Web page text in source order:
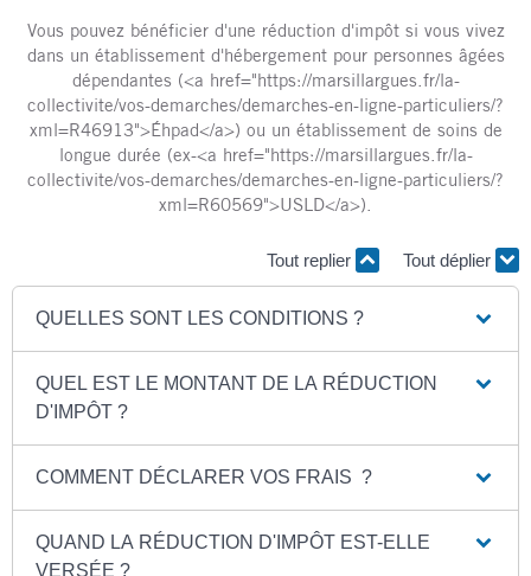
Vous pouvez bénéficier d'une réduction d'impôt si vous vivez
dans un établissement d'hébergement pour personnes âgées
dépendantes (<a href="https://marsillargues.fr/la-
collectivite/vos-demarches/demarches-en-ligne-particuliers/?
xml=R46913">Éhpad</a>) ou un établissement de soins de
longue durée (ex-<a href="https://marsillargues.fr/la-
collectivite/vos-demarches/demarches-en-ligne-particuliers/?
xml=R60569">USLD</a>).
Tout replier Tout déplier
QUELLES SONT LES CONDITIONS ?
QUEL EST LE MONTANT DE LA RÉDUCTION
D'IMPÔT ?
COMMENT DÉCLARER VOS FRAIS ?
QUAND LA RÉDUCTION D'IMPÔT EST-ELLE
VERSÉE ?